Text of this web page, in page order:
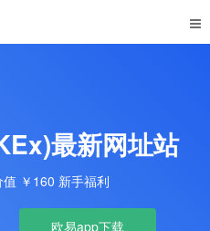
最新网址站
￥160 新手福利
欧易app下载